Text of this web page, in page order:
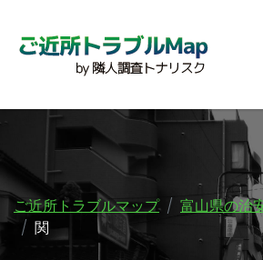
ご近所トラブルマップ 富山県の治
関